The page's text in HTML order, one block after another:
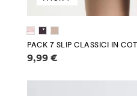
PACK 7 SLIP CLASSICI IN
Informazioni sui prezzi
9,99 €